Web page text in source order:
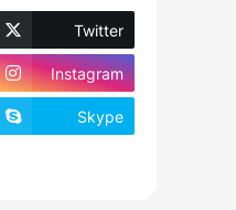
Twitter
Instagram
Skype